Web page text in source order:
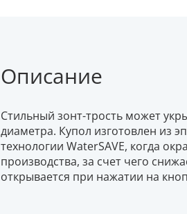
Описание
Стильный зонт-трость может
диаметра. Купол изготовлен из
технологии WaterSAVE, когда
производства, за счет чего
открывается при нажатии на